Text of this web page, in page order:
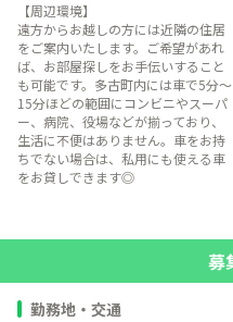
【周辺環境】
遠方からお越しの方には近隣の住居
をご案内いたします。ご希望があれ
ば、お部屋探しをお手伝いすること
も可能です。多古町内には車で5分～
15分ほどの範囲にコンビニやスーパ
ー、病院、役場などが揃っており、
生活に不便はありません。車をお持
ちでない場合は、私用にも使える車
をお貸しできます◎
募
勤務地・交通